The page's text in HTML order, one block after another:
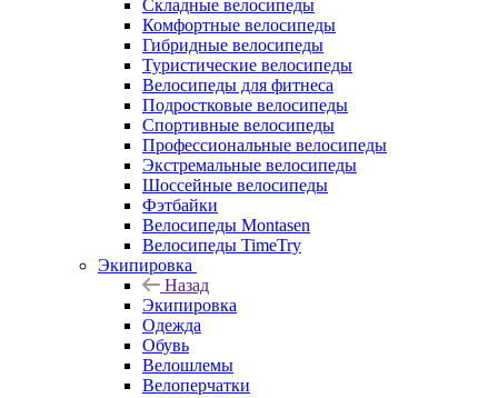
Складные велосипеды
Комфортные велосипеды
Гибридные велосипеды
Туристические велосипеды
Велосипеды для фитнеса
Подростковые велосипеды
Спортивные велосипеды
Профессиональные велосипеды
Экстремальные велосипеды
Шоссейные велосипеды
Фэтбайки
Велосипеды Montasen
Велосипеды TimeTry
Экипировка
Назад
Экипировка
Одежда
Обувь
Велошлемы
Велоперчатки